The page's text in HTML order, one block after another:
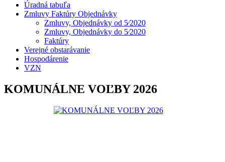
Úradná tabuľa
Zmluvy Faktúry Objednávky
Zmluvy, Objednávky od 5⁄2020
Zmluvy, Objednávky do 5⁄2020
Faktúry
Verejné obstarávanie
Hospodárenie
VZN
KOMUNÁLNE VOĽBY 2026